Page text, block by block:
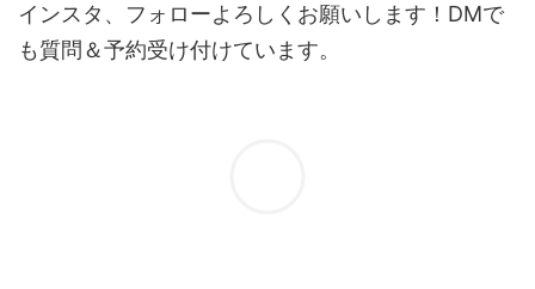
インスタ、フォローよろしくお願いします！DMで
も質問＆予約受け付けています。